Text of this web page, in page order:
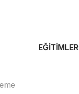
EĞITIMLER